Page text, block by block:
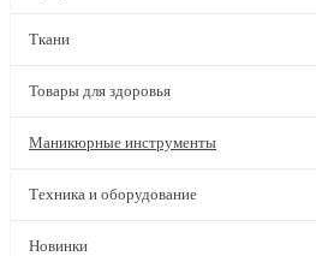
Ткани
Товары для здоровья
Маникюрные инструменты
Техника и оборудование
Новинки